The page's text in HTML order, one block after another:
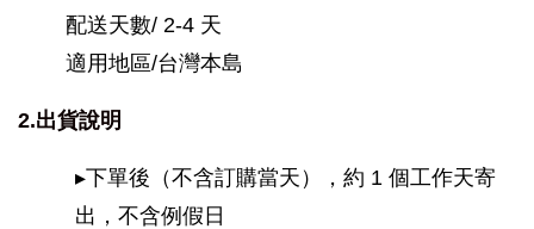
配送天數/ 2-4 天
適用地區/台灣本島
2.出貨說明
▸下單後（不含訂購當天），約 1 個工作天寄
出，不含例假日